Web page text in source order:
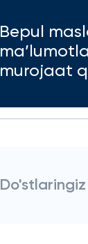
Bepul
murojaat